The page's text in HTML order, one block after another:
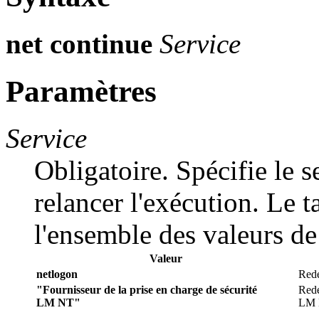
net continue Service
Paramètres
Service
Obligatoire. Spécifie le
relancer l'exécution. Le
l'ensemble des valeurs
Valeur
netlogon
"Fournisseur de la prise en charge de sécurité
LM NT"
LM